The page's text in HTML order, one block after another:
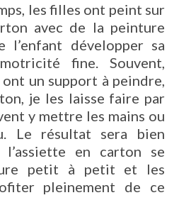
les filles ont peint sur
avec de la peinture
l’enfant développer sa
fine. Souvent,
un support à peindre,
je les laisse faire par
y mettre les mains ou
Le résultat sera bien
l’assiette en carton se
petit à petit et les
pleinement de ce